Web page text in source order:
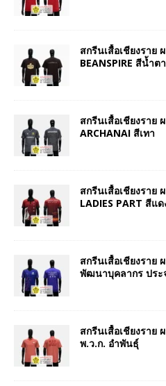
สกรีนเสื้อเชียงราย
BEANSPIRE สีน้ำต
สกรีนเสื้อเชียงราย
ARCHANAI สีเทา
สกรีนเสื้อเชียงราย
LADIES PART สีแ
สกรีนเสื้อเชียงราย
พัฒนาบุคลากร ประ
สกรีนเสื้อเชียงราย
พ.ว.ก. อำพันธุ์